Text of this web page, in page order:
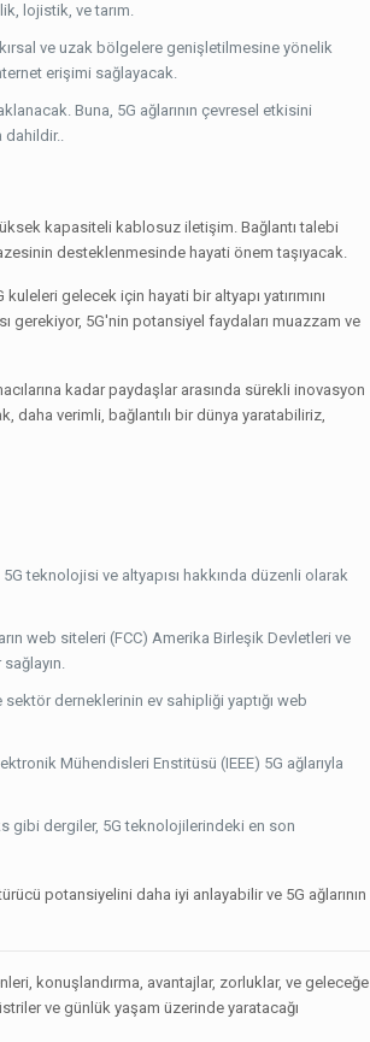
lojistik, ve tarım.
ve uzak bölgelere genişletilmesine yönelik
erişimi sağlayacak.
Buna, 5G ağlarının çevresel etkisini
dahildir..
kapasiteli kablosuz iletişim. Bağlantı talebi
desteklenmesinde hayati önem taşıyacak.
gelecek için hayati bir altyapı yatırımını
gerekiyor, 5G'nin potansiyel faydaları muazzam ve
kadar paydaşlar arasında sürekli inovasyon
daha verimli, bağlantılı bir dünya yaratabiliriz,
teknolojisi ve altyapısı hakkında düzenli olarak
web siteleri (FCC) Amerika Birleşik Devletleri ve
derneklerinin ev sahipliği yaptığı web
Mühendisleri Enstitüsü (IEEE) 5G ağlarıyla
gibi dergiler, 5G teknolojilerindeki en son
potansiyelini daha iyi anlayabilir ve 5G ağlarının
konuşlandırma, avantajlar, zorluklar, ve geleceğe
ve günlük yaşam üzerinde yaratacağı